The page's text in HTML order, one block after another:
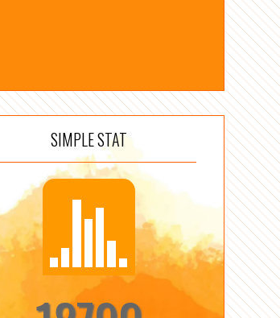
SIMPLE STAT